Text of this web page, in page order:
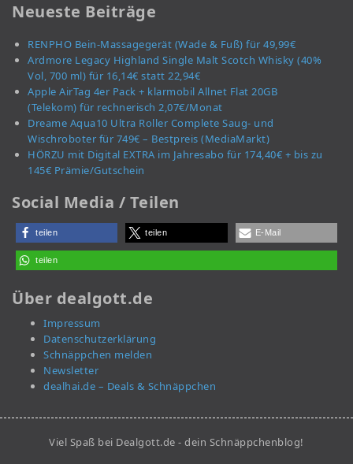
Neueste Beiträge
RENPHO Bein-Massagegerät (Wade & Fuß) für 49,99€
Ardmore Legacy Highland Single Malt Scotch Whisky (40%
Vol, 700 ml) für 16,14€ statt 22,94€
Apple AirTag 4er Pack + klarmobil Allnet Flat 20GB
(Telekom) für rechnerisch 2,07€/Monat
Dreame Aqua10 Ultra Roller Complete Saug- und
Wischroboter für 749€ – Bestpreis (MediaMarkt)
HÖRZU mit Digital EXTRA im Jahresabo für 174,40€ + bis zu
145€ Prämie/Gutschein
Social Media / Teilen
teilen teilen E-Mail
teilen
Über dealgott.de
Impressum
Datenschutzerklärung
Schnäppchen melden
Newsletter
dealhai.de – Deals & Schnäppchen
Viel Spaß bei Dealgott.de - dein Schnäppchenblog!